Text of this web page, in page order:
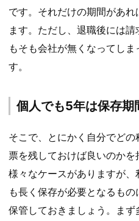
です。それだけの期間があ
ます。ただし、退職後には
もそも会社が無くなってし
す。
個人でも5年は保存期
そこで、とにかく自分でど
票を残しておけば良いのかを
様々なケースがありますが
も長く保存が必要となるも
保管しておきましょう。ま